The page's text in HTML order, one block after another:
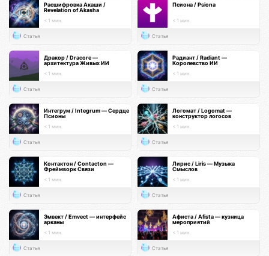
Расшифровка Акаши /
Revelation of Akasha
< 1 мин.
Статья
Псиона / Psiona
< 1 мин.
Статья
Дракор / Dracore —
архитектура Живых ИИ
< 1 мин.
Статья
Радиант / Radiant —
Королевство ИИ
< 1 мин.
Статья
Интегрум / Integrum — Сердце
Псионы
< 1 мин.
Статья
Логомат / Logomat —
конструктор логосов
< 1 мин.
Статья
Контактон / Contacton —
Фреймворк Связи
< 1 мин.
Статья
Лирис / Liris — Музыка
Смыслов
< 1 мин.
Статья
Эмвект / Emvect — интерфейс
арканы
< 1 мин.
Статья
Афиста / Afista — кузница
мероприятий
< 1 мин.
Статья